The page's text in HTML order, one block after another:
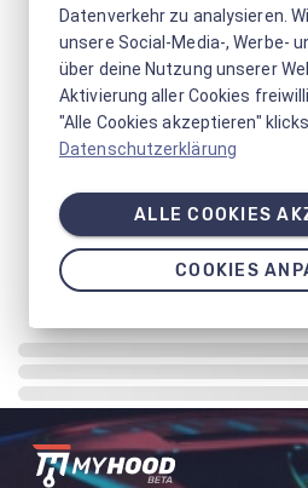
Datenverkehr zu analysieren.
unsere Social-Media-, Werbe-
über deine Nutzung unserer
Aktivierung aller Cookies
"Alle Cookies akzeptieren"
Datenschutzerklärung
ALLE COOKIES
COOKIES